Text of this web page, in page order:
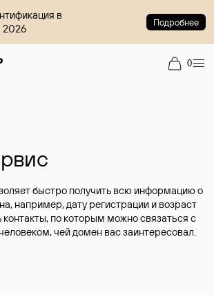
в
2026
Подробнее
0
быстро получить всю информацию о
например, дату регистрации и возраст
контакты, по которым можно связаться с
чей домен вас заинтересовал.